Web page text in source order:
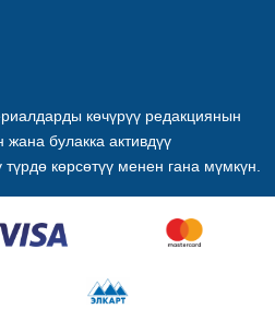
көчүрүү редакциянын
жана булакка активдүү
көрсөтүү менен гана мүмкүн.